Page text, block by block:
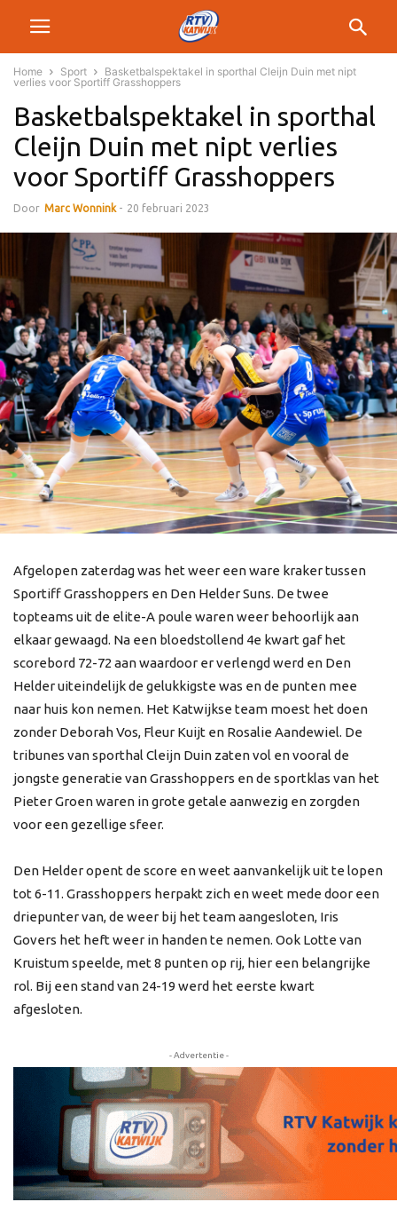
Home Sport
Basketbalspektakel in sporthal Cleijn Duin met nipt
verlies voor Sportiff Grasshoppers
Basketbalspektakel in sporthal
Cleijn Duin met nipt verlies
voor Sportiff Grasshoppers
Door Marc Wonnink - 20 februari 2023
Afgelopen zaterdag was het weer een ware kraker tussen
Sportiff Grasshoppers en Den Helder Suns. De twee
topteams uit de elite-A poule waren weer behoorlijk aan
elkaar gewaagd. Na een bloedstollend 4e kwart gaf het
scorebord 72-72 aan waardoor er verlengd werd en Den
Helder uiteindelijk de gelukkigste was en de punten mee
naar huis kon nemen. Het Katwijkse team moest het doen
zonder Deborah Vos, Fleur Kuijt en Rosalie Aandewiel. De
tribunes van sporthal Cleijn Duin zaten vol en vooral de
jongste generatie van Grasshoppers en de sportklas van het
Pieter Groen waren in grote getale aanwezig en zorgden
voor een gezellige sfeer.
Den Helder opent de score en weet aanvankelijk uit te lopen
tot 6-11. Grasshoppers herpakt zich en weet mede door een
driepunter van, de weer bij het team aangesloten, Iris
Govers het heft weer in handen te nemen. Ook Lotte van
Kruistum speelde, met 8 punten op rij, hier een belangrijke
rol. Bij een stand van 24-19 werd het eerste kwart
afgesloten.
- Advertentie -